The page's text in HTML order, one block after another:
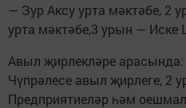
— Зур Аксу урта мәктәбе, 2
урта мәктәбе,3 урын — Иске
Авыл җирлекләре
Чүпрәлесе авыл җирлеге, 2
Предприятиеләр һәм